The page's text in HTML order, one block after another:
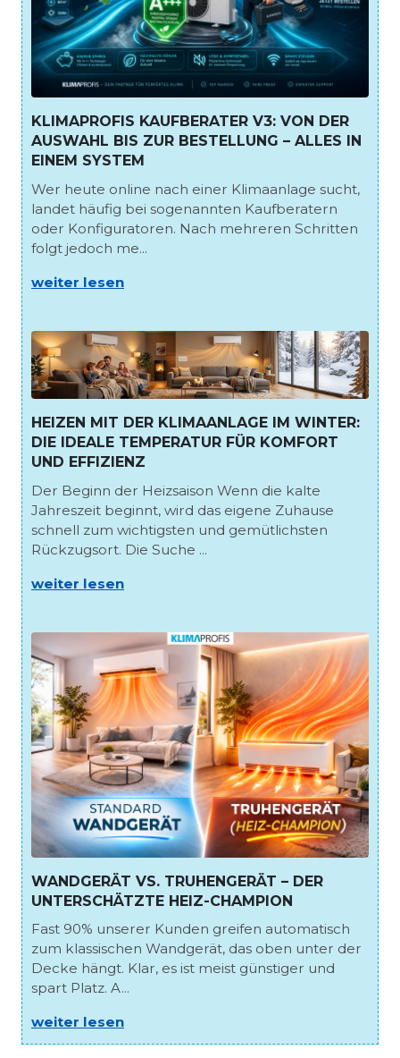
KLIMAPROFIS KAUFBERATER V3: VON DER
AUSWAHL BIS ZUR BESTELLUNG – ALLES IN
EINEM SYSTEM
Wer heute online nach einer Klimaanlage sucht,
landet häufig bei sogenannten Kaufberatern
oder Konfiguratoren. Nach mehreren Schritten
folgt jedoch me...
weiter lesen
HEIZEN MIT DER KLIMAANLAGE IM WINTER:
DIE IDEALE TEMPERATUR FÜR KOMFORT
UND EFFIZIENZ
Der Beginn der Heizsaison Wenn die kalte
Jahreszeit beginnt, wird das eigene Zuhause
schnell zum wichtigsten und gemütlichsten
Rückzugsort. Die Suche ...
weiter lesen
WANDGERÄT VS. TRUHENGERÄT – DER
UNTERSCHÄTZTE HEIZ-CHAMPION
Fast 90% unserer Kunden greifen automatisch
zum klassischen Wandgerät, das oben unter der
Decke hängt. Klar, es ist meist günstiger und
spart Platz. A...
weiter lesen